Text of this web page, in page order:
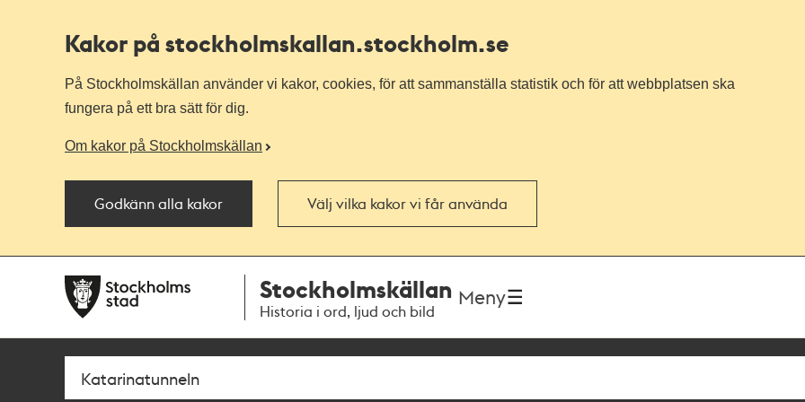
Kakor på stockholmskallan.stockholm.se
På Stockholmskällan använder vi kakor, cookies, för att sammanställa statistik och för att webbplatsen ska
fungera på ett bra sätt för dig.
Om kakor på Stockholmskällan
Godkänn alla kakor Välj vilka kakor vi får använda
navigationen
huvudinnehållet
Stockholmskällan
Historia i ord, ljud och bild
Meny
Sök